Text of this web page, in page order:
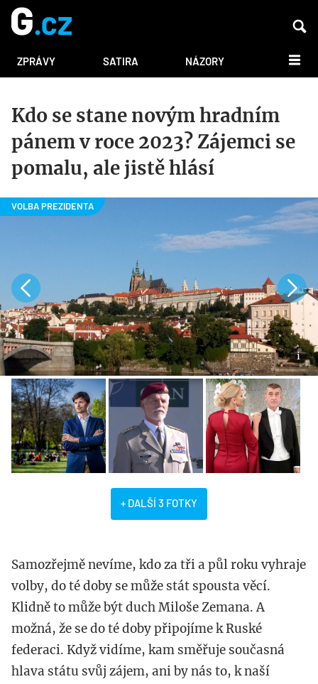
ZPRÁVY SATIRA NÁZORY DALŠÍ
Kdo se stane novým hradním
pánem v roce 2023? Zájemci se
pomalu, ale jistě hlásí
+ DALŠÍ 3 FOTKY
Samozřejmě nevíme, kdo za tři a půl roku vyhraje
volby, do té doby se může stát spousta věcí.
Klidně to může být duch Miloše Zemana. A
možná, že se do té doby připojíme k Ruské
federaci. Když vidíme, kam směřuje současná
hlava státu svůj zájem, ani by nás to, k naší